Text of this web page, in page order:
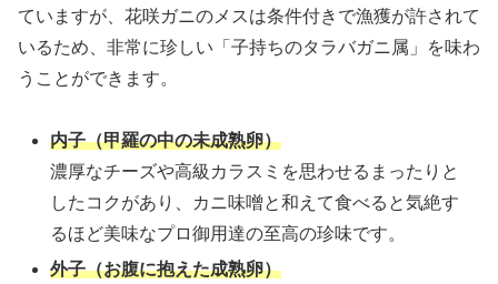
ていますが、花咲ガニのメスは条件付きで漁獲が許されて
いるため、非常に珍しい「子持ちのタラバガニ属」を味わ
うことができます。
内子（甲羅の中の未成熟卵）
濃厚なチーズや高級カラスミを思わせるまったりと
したコクがあり、カニ味噌と和えて食べると気絶す
るほど美味なプロ御用達の至高の珍味です。
外子（お腹に抱えた成熟卵）